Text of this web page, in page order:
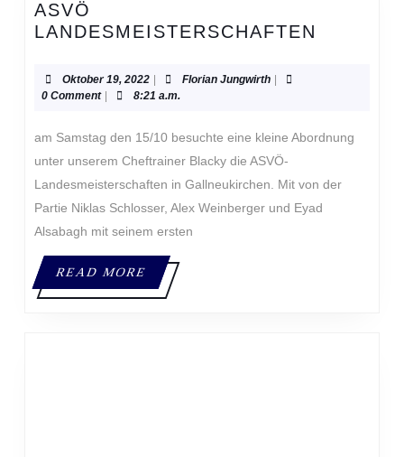
ASVÖ
LANDESMEISTERSCHAFTEN
Oktober 19, 2022Oktober
19,
| Florian JungwirthFlorian
|
0 Comment | 8:21 a.m.
am Samstag den 15/10 besuchte eine kleine Abordnung
unter unserem Cheftrainer Blacky die ASVÖ-
Landesmeisterschaften in Gallneukirchen. Mit von der
Partie Niklas Schlosser, Alex Weinberger und Eyad
Alsabagh mit seinem ersten
READ MOREREAD
MORE